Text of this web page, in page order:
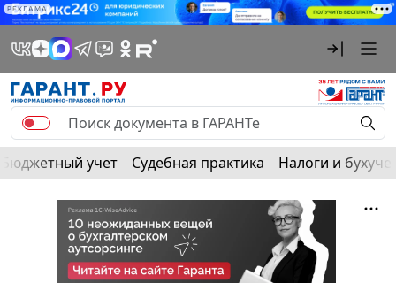
РЕКЛАМА
Бюджетный учет Судебная практика Налоги и